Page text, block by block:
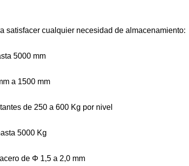
satisfacer cualquier necesidad de almacenamiento:
5000 mm
a 1500 mm
de 250 a 600 Kg por nivel
5000 Kg
de Φ 1,5 a 2,0 mm